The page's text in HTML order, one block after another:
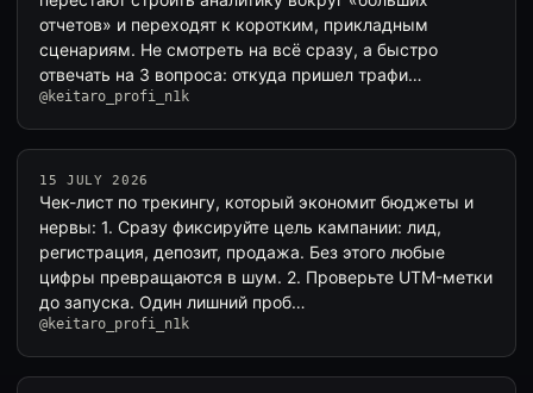
отчетов» и переходят к коротким, прикладным
сценариям. Не смотреть на всё сразу, а быстро
отвечать на 3 вопроса: откуда пришел трафи…
@keitaro_profi_n1k
15 JULY 2026
Чек-лист по трекингу, который экономит бюджеты и
нервы: 1. Сразу фиксируйте цель кампании: лид,
регистрация, депозит, продажа. Без этого любые
цифры превращаются в шум. 2. Проверьте UTM-метки
до запуска. Один лишний проб…
@keitaro_profi_n1k